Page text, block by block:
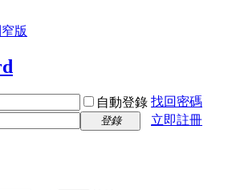
版
自動登錄 找回密碼
登錄
立即註冊